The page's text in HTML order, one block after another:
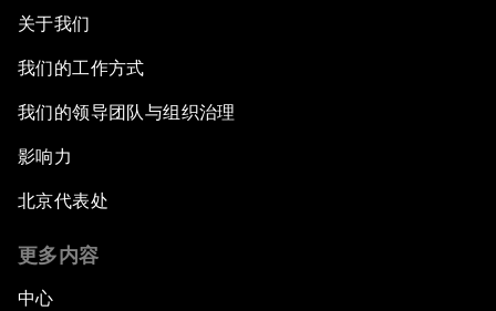
关于我们
我们的工作方式
我们的领导团队与组织治理
影响力
北京代表处
更多内容
中心